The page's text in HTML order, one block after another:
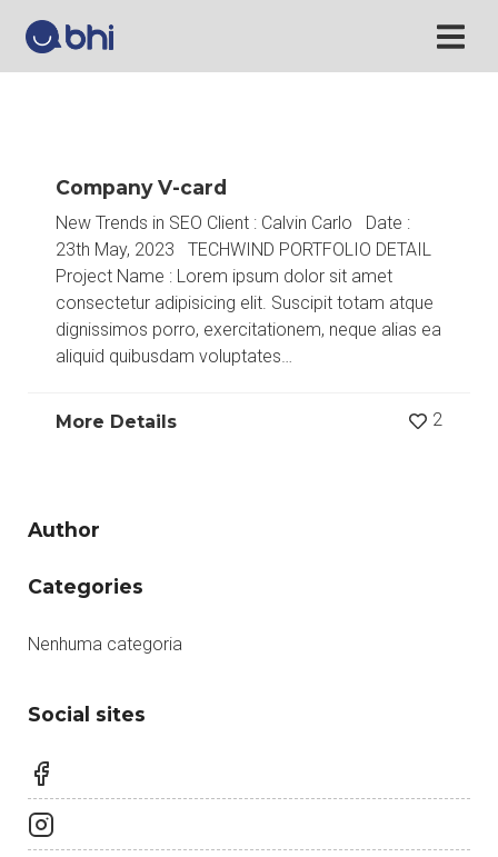
Company V-card
New Trends in SEO Client : Calvin Carlo Date :
23th May, 2023 TECHWIND PORTFOLIO DETAIL
Project Name : Lorem ipsum dolor sit amet
consectetur adipisicing elit. Suscipit totam atque
dignissimos porro, exercitationem, neque alias ea
aliquid quibusdam voluptates…
More Details 2
Author
Categories
Nenhuma categoria
Social sites